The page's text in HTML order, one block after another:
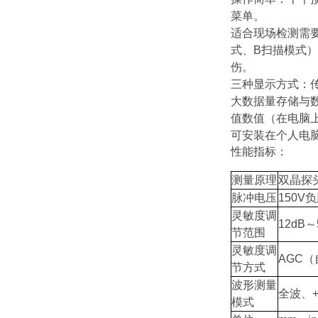
菜单。
适合现场检测需
式、B扫描模式
伤。
三种显示方式：
大数据量存储与
值数值（在电脑
可安装在个人电
性能指标：
测量原理双晶探
脉冲电压 150V
灵敏度调
节范围
12dB
灵敏度调
节方式
AGC（
波形测量
模式
全波、